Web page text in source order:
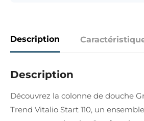
Description
Description
Découvrez la colonne de douche
Trend Vitalio Start 110, un